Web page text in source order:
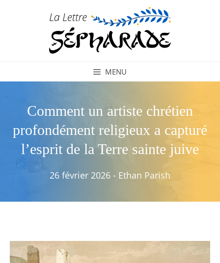
MENU
Comment un artiste chrétien
profondément religieux a capturé
l’esprit de la Terre sainte juive
26 février 2026 - Ethan Parish